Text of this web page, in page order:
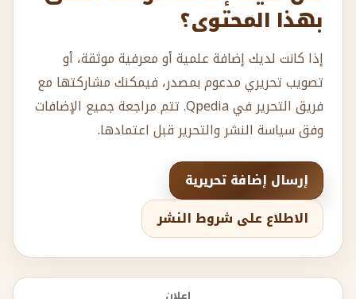
بهذا المحتوى؟
إذا كانت لديك إضافة علمية أو معرفية موثقة، أو
تصويب تحريري مدعوم بمصدر، فيمكنك مشاركتها مع
فريق التحرير في Qpedia. تتم مراجعة جميع الإضافات
وفق سياسة النشر والتحرير قبل اعتمادها.
إرسال إضافة تحريرية
الاطلاع على شروط النشر